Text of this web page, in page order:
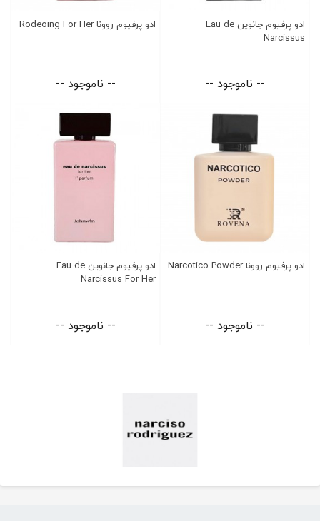
ادو پرفیوم جانوین Eau de
Narcissus
-- ناموجود --
ادو پرفیوم روونا Rodeoing For Her
-- ناموجود --
ادو پرفیوم روونا Narcotico Powder
-- ناموجود --
ادو پرفیوم جانوین Eau de
Narcissus For Her
-- ناموجود --